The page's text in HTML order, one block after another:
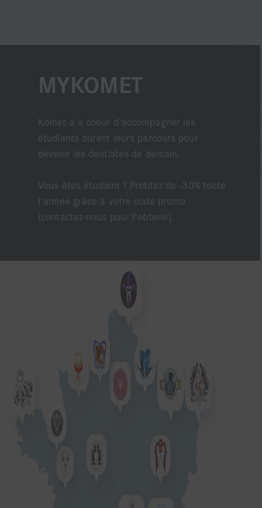
MYKOMET
Komet a à coeur d'accompagner les
étudiants durant leurs parcours pour
devenir les dentistes de demain.
Vous êtes étudiant ? Profitez de -30% toute
l'année grâce à votre code promo
(contactez-nous pour l'obtenir).